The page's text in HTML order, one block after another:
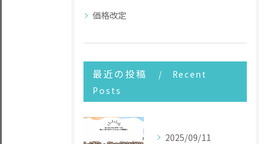
価格改定
最近の投稿
Recent
Posts
2025/09/11